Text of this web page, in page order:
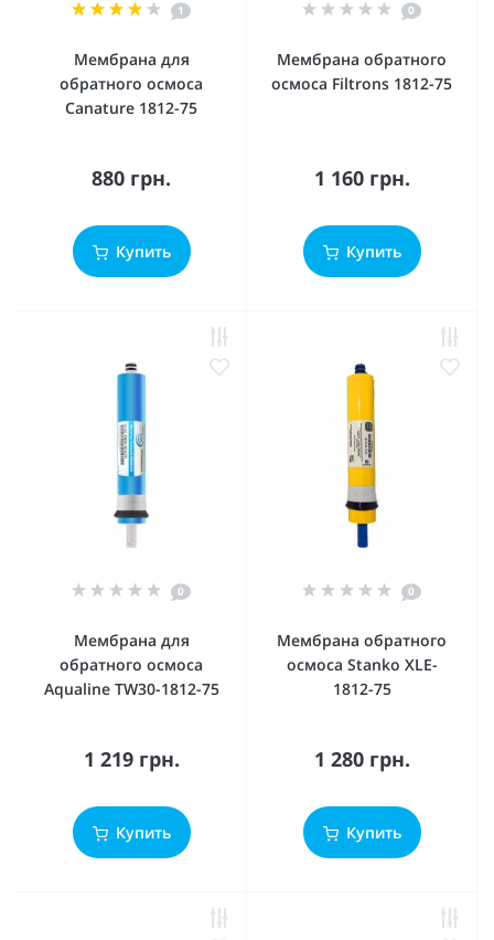
1
Мембрана для
обратного осмоса
Canature 1812-75
880 грн.
Купить
0
Мембрана обратного
осмоса Filtrons 1812-75
1 160 грн.
Купить
0
Мембрана для
обратного осмоса
Aqualine TW30-1812-75
1 219 грн.
Купить
0
Мембрана обратного
осмоса Stanko XLE-
1812-75
1 280 грн.
Купить